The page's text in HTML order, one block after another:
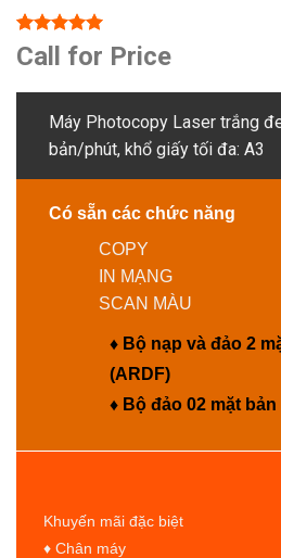
5.00 trên 5
dựa trên
1
Call for Price
Máy Photocopy Laser trắng
bản/phút, khổ giấy tối đa: A3
Có sẵn các chức năng
COPY
IN MẠNG
SCAN MÀU
♦ Bộ nạp và đảo 2
(ARDF)
♦ Bộ đảo 02 mặt
Khuyến mãi đặc biệt
♦ Chân máy